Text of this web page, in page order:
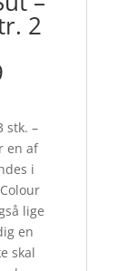
2
stk. –
en af
i
lige
en
skal